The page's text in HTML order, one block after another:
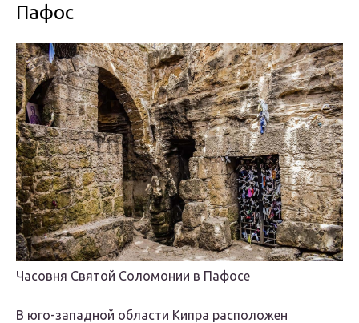
Пафос
Часовня Святой Соломонии в Пафосе
В юго-западной области Кипра расположен